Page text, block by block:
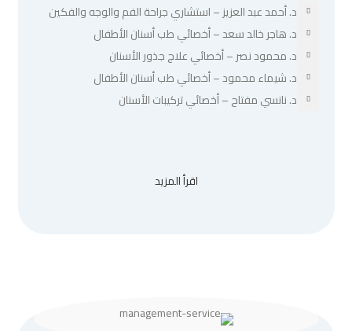
د. أحمد عبد العزيز – استشاري جراحة الفم والوجه والفكين
د. هاجر خالد سعد – أخصائي طب أسنان الأطفال
د. محمود نصر – أخصائي علاج جذور الأسنان
د. شيماء محمود – أخصائي طب أسنان الأطفال
د. نانسي مفتاح – أخصائي تركيبات الأسنان
اقرأ المزيد